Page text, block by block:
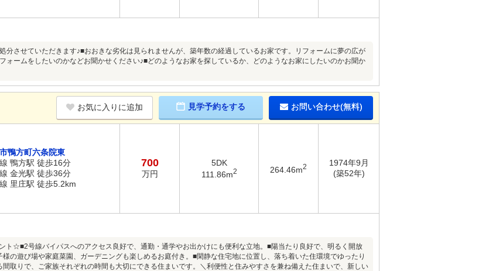
分させていただきます♪■おおきな劣化は見られませんが、築年数の経過しているお家です。リフォームに夢の広が
ォームをしたいのかなどお聞かせください♪■どのようなお家を探しているか、どのようなお家にしたいのかお聞か
お気に入りに追加 見学予約をする お問い合わせ(無料)
鴨方町六条院東
鴨方駅 徒歩16分
金光駅 徒歩36分
里庄駅 徒歩5.2km
700
万円
5DK
111.86m2 264.46m2
1974年9月
(築52年)
ト☆■2号線バイパスへのアクセス良好で、通勤・通学やお出かけにも便利な立地。■陽当たり良好で、明るく開放
の遊び場や家庭菜園、ガーデニングも楽しめるお庭付き。■閑静な住宅地に位置し、落ち着いた住環境でゆったり
間取りで、ご家族それぞれの時間も大切にできる住まいです。＼利便性と住みやすさを兼ね備えた住まいで、新しい